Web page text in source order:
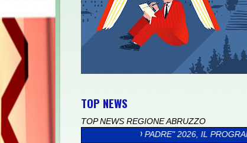
TOP NEWS
TOP NEWS REGIONE ABRUZZO
DI MIO PADRE" 2026, IL PROGRAMMA >>